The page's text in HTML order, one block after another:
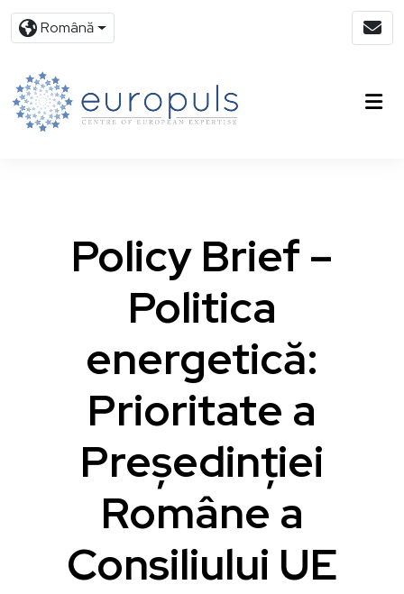
Română
Policy Brief –
Politica
energetică:
Prioritate a
Președinției
Române a
Consiliului UE